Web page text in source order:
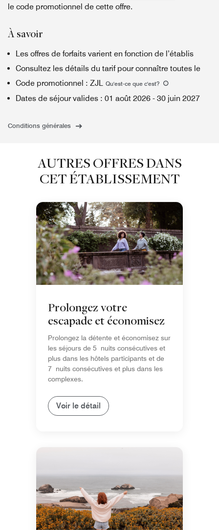
le code promotionnel de cette offre.
À savoir
Les offres de forfaits varient en fonction de l’établis
Consultez les détails du tarif pour connaître toutes le
Code promotionnel : ZJL Qu'est-ce que c'est?
Dates de séjour valides : 01 août 2026 - 30 juin 2027
Conditions générales
AUTRES OFFRES DANS
CET ÉTABLISSEMENT
Prolongez votre
escapade et économisez
Prolongez la détente et économisez sur
les séjours de 5 nuits consécutives et
plus dans les hôtels participants et de
7 nuits consécutives et plus dans les
complexes.
Voir le détail